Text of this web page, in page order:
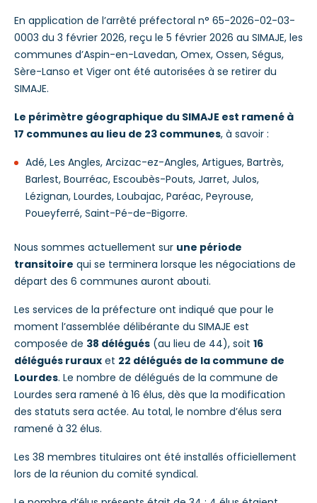
En application de l’arrêté préfectoral n° 65-2026-02-03-
0003 du 3 février 2026, reçu le 5 février 2026 au SIMAJE, les
communes d’Aspin-en-Lavedan, Omex, Ossen, Ségus,
Sère-Lanso et Viger ont été autorisées à se retirer du
SIMAJE.
Le périmètre géographique du SIMAJE est ramené à
17 communes au lieu de 23 communes, à savoir :
Adé, Les Angles, Arcizac-ez-Angles, Artigues, Bartrès,
Barlest, Bourréac, Escoubès-Pouts, Jarret, Julos,
Lézignan, Lourdes, Loubajac, Paréac, Peyrouse,
Poueyferré, Saint-Pé-de-Bigorre.
Nous sommes actuellement sur une période
transitoire qui se terminera lorsque les négociations de
départ des 6 communes auront abouti.
Les services de la préfecture ont indiqué que pour le
moment l’assemblée délibérante du SIMAJE est
composée de 38 délégués (au lieu de 44), soit 16
délégués ruraux et 22 délégués de la commune de
Lourdes. Le nombre de délégués de la commune de
Lourdes sera ramené à 16 élus, dès que la modification
des statuts sera actée. Au total, le nombre d’élus sera
ramené à 32 élus.
Les 38 membres titulaires ont été installés officiellement
lors de la réunion du comité syndical.